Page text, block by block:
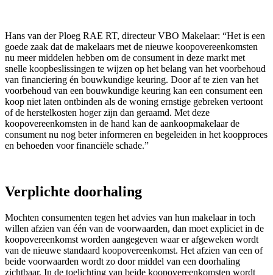
Hans van der Ploeg RAE RT, directeur VBO Makelaar: “Het is een
goede zaak dat de makelaars met de nieuwe koopovereenkomsten
nu meer middelen hebben om de consument in deze markt met
snelle koopbeslissingen te wijzen op het belang van het voorbehoud
van financiering én bouwkundige keuring. Door af te zien van het
voorbehoud van een bouwkundige keuring kan een consument een
koop niet laten ontbinden als de woning ernstige gebreken vertoont
of de herstelkosten hoger zijn dan geraamd. Met deze
koopovereenkomsten in de hand kan de aankoopmakelaar de
consument nu nog beter informeren en begeleiden in het koopproces
en behoeden voor financiële schade.”
Verplichte doorhaling
Mochten consumenten tegen het advies van hun makelaar in toch
willen afzien van één van de voorwaarden, dan moet expliciet in de
koopovereenkomst worden aangegeven waar er afgeweken wordt
van de nieuwe standaard koopovereenkomst. Het afzien van een of
beide voorwaarden wordt zo door middel van een doorhaling
zichtbaar. In de toelichting van beide koopovereenkomsten wordt